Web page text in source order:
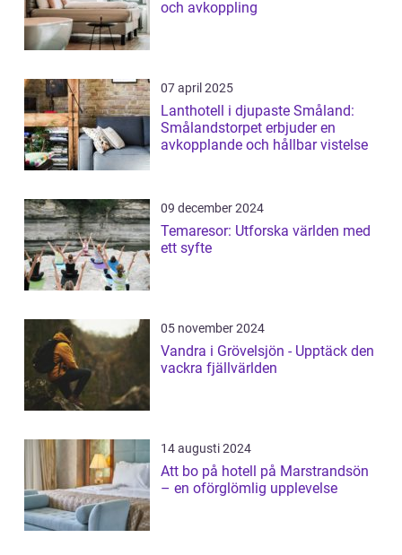
och avkoppling
07 april 2025
Lanthotell i djupaste Småland:
Smålandstorpet erbjuder en
avkopplande och hållbar vistelse
09 december 2024
Temaresor: Utforska världen med
ett syfte
05 november 2024
Vandra i Grövelsjön - Upptäck den
vackra fjällvärlden
14 augusti 2024
Att bo på hotell på Marstrandsön
– en oförglömlig upplevelse